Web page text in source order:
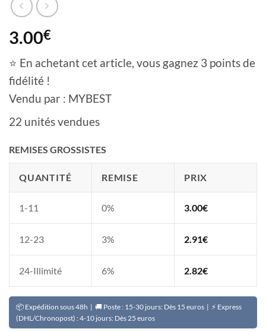
3.00€
⭐ En achetant cet article, vous gagnez 3 points de
fidélité !
Vendu par : MYBEST
22 unités vendues
REMISES GROSSISTES
QUANTITÉ REMISE PRIX
1-11 0% 3.00€
12-23 3% 2.91€
24-Illimité 6% 2.82€
📦 Expédition sous 48h | 🚚 Poste : 15-30 jours: Dès 15 euros | ⚡ Express
(DHL/Chronopost) : 4-10 jours: Dès 25 euros